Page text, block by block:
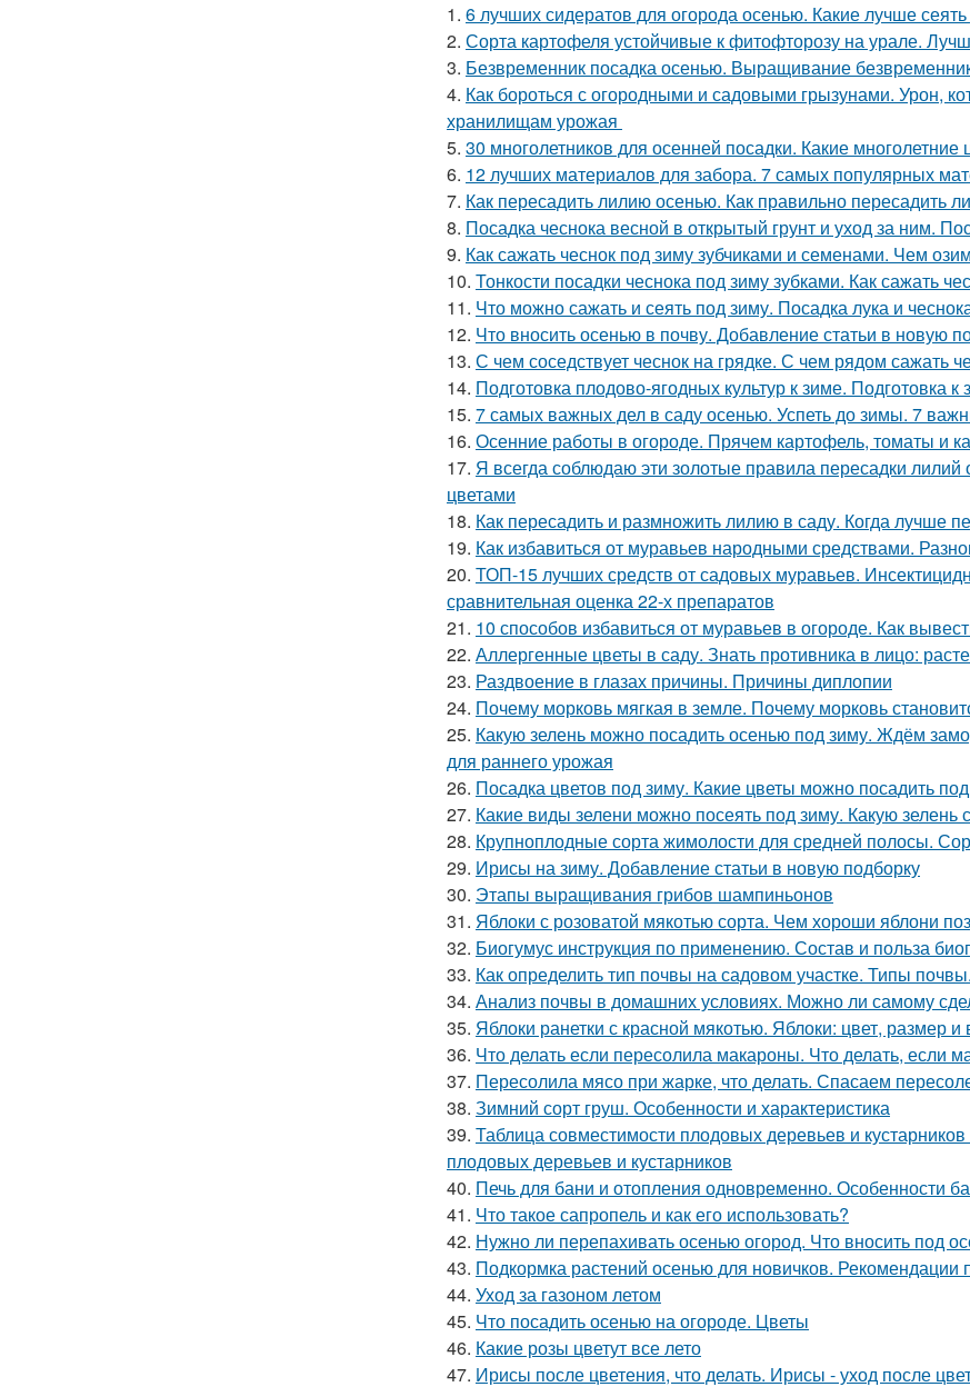
1. 6 лучших сидератов для огорода осенью. Какие лучше
2. Сорта картофеля устойчивые к фитофторозу на урале.
3. Безвременник посадка осенью. Выращивание
4. Как бороться с огородными и садовыми грызунами. Урон,
хранилищам урожая
5. 30 многолетников для осенней посадки. Какие
6. 12 лучших материалов для забора. 7 самых популярных
7. Как пересадить лилию осенью. Как правильно пересадить
8. Посадка чеснока весной в открытый грунт и уход за ним.
9. Как сажать чеснок под зиму зубчиками и семенами. Чем
10. Тонкости посадки чеснока под зиму зубками. Как сажать
11. Что можно сажать и сеять под зиму. Посадка лука и
12. Что вносить осенью в почву. Добавление статьи в новую
13. С чем соседствует чеснок на грядке. С чем рядом сажать
14. Подготовка плодово-ягодных культур к зиме. Подготовка к
15. 7 самых важных дел в саду осенью. Успеть до зимы. 7
16. Осенние работы в огороде. Прячем картофель, томаты и
17. Я всегда соблюдаю эти золотые правила пересадки
цветами
18. Как пересадить и размножить лилию в саду. Когда лучше
19. Как избавиться от муравьев народными средствами.
20. ТОП-15 лучших средств от садовых муравьев.
сравнительная оценка 22-х препаратов
21. 10 способов избавиться от муравьев в огороде. Как
22. Аллергенные цветы в саду. Знать противника в лицо:
23. Раздвоение в глазах причины. Причины диплопии
24. Почему морковь мягкая в земле. Почему морковь
25. Какую зелень можно посадить осенью под зиму. Ждём
для раннего урожая
26. Посадка цветов под зиму. Какие цветы можно посадить
27. Какие виды зелени можно посеять под зиму. Какую зелень
28. Крупноплодные сорта жимолости для средней полосы.
29. Ирисы на зиму. Добавление статьи в новую подборку
30. Этапы выращивания грибов шампиньонов
31. Яблоки с розоватой мякотью сорта. Чем хороши яблони
32. Биогумус инструкция по применению. Состав и польза
33. Как определить тип почвы на садовом участке. Типы
34. Анализ почвы в домашних условиях. Можно ли самому
35. Яблоки ранетки с красной мякотью. Яблоки: цвет, размер и
36. Что делать если пересолила макароны. Что делать, если
37. Пересолила мясо при жарке, что делать. Спасаем
38. Зимний сорт груш. Особенности и характеристика
39. Таблица совместимости плодовых деревьев и
плодовых деревьев и кустарников
40. Печь для бани и отопления одновременно. Особенности
41. Что такое сапропель и как его использовать?
42. Нужно ли перепахивать осенью огород. Что вносить под
43. Подкормка растений осенью для новичков. Рекомендации
44. Уход за газоном летом
45. Что посадить осенью на огороде. Цветы
46. Какие розы цветут все лето
47. Ирисы после цветения, что делать. Ирисы - уход после